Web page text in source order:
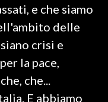
e che siamo
delle
crisi e
la pace,
che...
E abbiamo